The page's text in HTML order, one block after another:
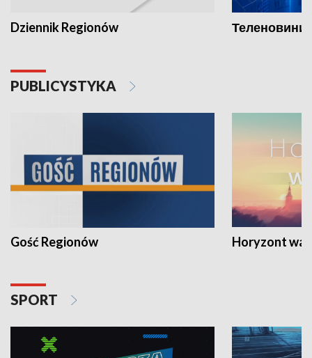
Dziennik Regionów Теленовини
PUBLICYSTYKA
Gość Regionów Horyzont
SPORT